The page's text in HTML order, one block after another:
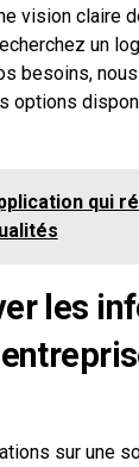
vision claire
un
besoins,
options
qui
les
sur une